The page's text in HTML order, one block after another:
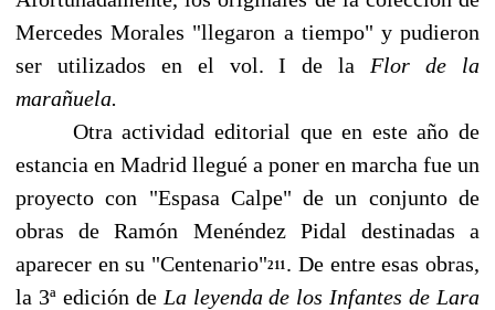
Mercedes Morales "llegaron a tiempo" y pu­dieron
ser utilizados en el vol. I de la Flor de la
marañuela.
Otra actividad editorial que en este año de
estancia en Madrid llegué a poner en marcha fue un
proyecto con "Espasa Calpe" de un conjunto de
obras de Ramón Menéndez Pidal destina­das a
aparecer en su "Centenario"211 . De entre esas obras,
la 3ª edición de La leyenda de los In­fantes de Lara